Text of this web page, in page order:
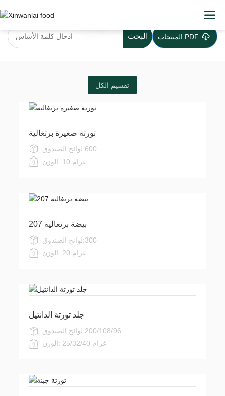
البحث المنتجات PDF
تقسيم الكل
تورتة صغيرة برتغالية
لوائح الصندوق:600
الوزن:
10 غرام
207 بيضة برتغالية
لوائح الصندوق:300
الوزن:
20 غرام
جلد تورتة الدانتيل
لوائح الصندوق:200/108/96
الوزن:
25/32/40 غرام